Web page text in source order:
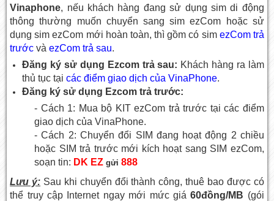
Vinaphone, nếu khách hàng đang sử dụng sim di động
thông thường muốn chuyển sang sim ezCom hoặc sử
dụng sim ezCom mới hoàn toàn, thì gồm có sim ezCom trả
trước vàezCom trả sau.
Đăng ký sử dụng Ezcom trả sau: Khách hàng ra làm
thủ tục tạicác điểm giao dịch của VinaPhone.
Đăng ký sử dụng Ezcom trả trước:
- Cách 1: Mua bộ KIT ezCom trả trước tại các điểm
giao dịch của VinaPhone.
- Cách 2: Chuyển đổi SIM đang hoạt động 2 chiều
hoặc SIM trả trước mới kích hoạt sang SIM ezCom,
soạn tin: DK EZ gửi888
Lưu ý: Sau khi chuyển đổi thành công, thuê bao được có
thể truy cập Internet ngay mới mức giá60đồng/MB (gói